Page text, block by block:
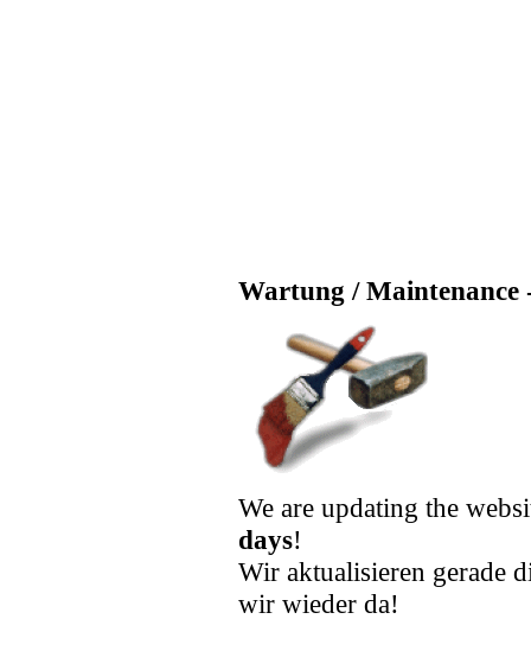
Wartung / Maintenance
We are updating the
days!
Wir aktualisieren gerade
wir wieder da!